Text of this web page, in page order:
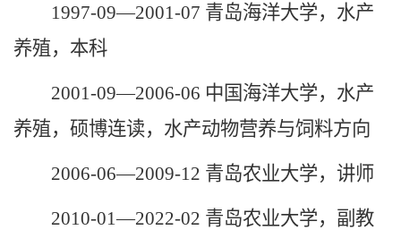
1997-09—2001-07 青岛海洋大学，水产
养殖，本科
2001-09—2006-06 中国海洋大学，水产
养殖，硕博连读，水产动物营养与饲料方向
2006-06—2009-12 青岛农业大学，讲师
2010-01—2022-02 青岛农业大学，副教